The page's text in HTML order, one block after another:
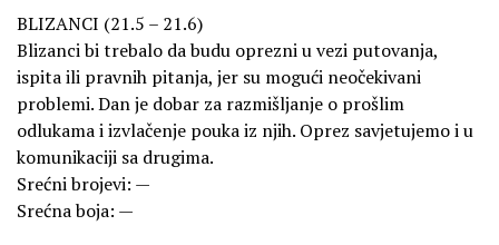
BLIZANCI (21.5 – 21.6)
Blizanci bi trebalo da budu oprezni u vezi putovanja,
ispita ili pravnih pitanja, jer su mogući neočekivani
problemi. Dan je dobar za razmišljanje o prošlim
odlukama i izvlačenje pouka iz njih. Oprez savjetujemo i u
komunikaciji sa drugima.
Srećni brojevi: —
Srećna boja: —